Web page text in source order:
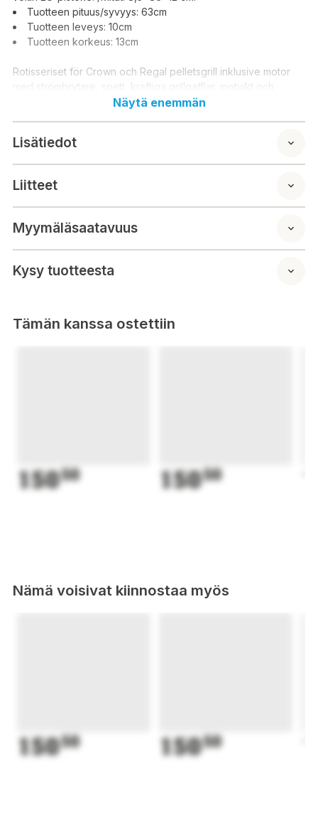
Tuotteen pituus/syvyys: 63cm
Tuotteen leveys: 10cm
Tuotteen korkeus: 13cm
Rotisseriset för Crown och Regal pelletsgrill inklusive motor
med strömbrytare, spett, kraftiga grillgafflar, motvikt och
universalfästen. 220 V EU-kontakt.Mått: 8,5x86x12 cm.
Näytä enemmän
Lisätiedot
Liitteet
Myymäläsaatavuus
Kysy tuotteesta
Tämän kanssa ostettiin
15050 15050
Nämä voisivat kiinnostaa myös
15050 15050